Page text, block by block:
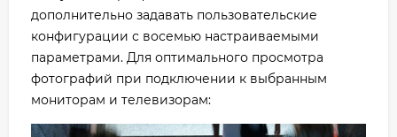
дополнительно задавать пользовательские
конфигурации с восемью настраиваемыми
параметрами. Для оптимального просмотра
фотографий при подключении к выбранным
мониторам и телевизорам: